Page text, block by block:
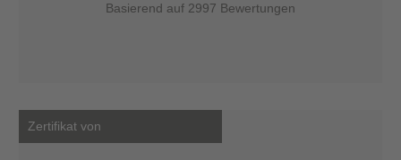
Basierend auf 2997 Bewertungen
Zertifikat von